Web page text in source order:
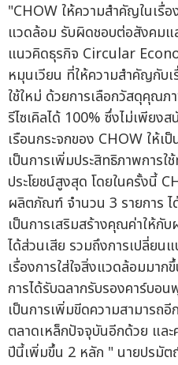
"CHOW ให้ความสำคัญในเรื่อ
แวดล้อม รับผิดชอบต่อสังคมแ
แนวคิดธุรกิจ Circular
หมุนเวียน ที่ให้ความสำคัญกับ
ใช้ใหม่ ด้วยการเลือกวัสดุคุณ
รีไซเคิลได้ 100% ซึ่งไม่เพีย
เรือนกระจกของ CHOW ให้เ
เป็นการเพิ่มประสิทธิภาพการใ
ประโยชน์สูงสุด โดยในครั้งนี้
ผลิตภัณฑ์ จำนวน 3 รายการ
เป็นการเสริมสร้างคุณค่าให้
ได้ส่วนเสีย รวมถึงการเปลี่ยน
เรื่องการใส่ใจสิ่งแวดล้อมมา
การได้รับฉลากรับรองคาร์บอ
เป็นการเพิ่มขีดความสามารถ
ตลาดเหล็กปัจจุบันอีกด้วย และ
ปีนี้เพิ่มขึ้น 2 หลัก " นายปรมัต